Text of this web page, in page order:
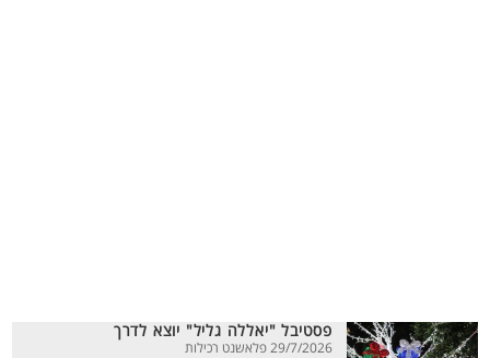
פסטיבל "יאללה גליל" יוצא לדרך
29/7/2026 פלאשנט רכילות